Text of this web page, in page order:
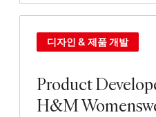
Product
H&M
디자인 & 제품 개발